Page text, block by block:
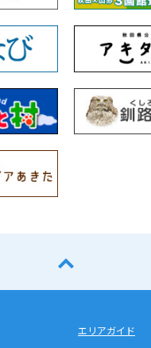
エリアガイド